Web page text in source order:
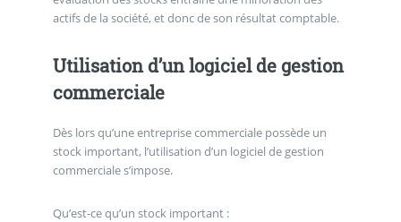
actifs de la société, et donc de son résultat comptable.
Utilisation d’un logiciel de gestion
commerciale
Dès lors qu’une entreprise commerciale possède un
stock important, l’utilisation d’un logiciel de gestion
commerciale s’impose.
Qu’est-ce qu’un stock important :